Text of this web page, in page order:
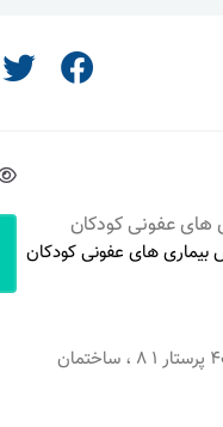
عفونی کودکان
های عفونی کودکان
مطب 1: مشهد - احمد آباد، انتهای عارف4 پرستار 1 8 ، ساختمان